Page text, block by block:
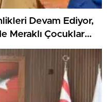
Devam Ediyor,
Meraklı Çocuklar